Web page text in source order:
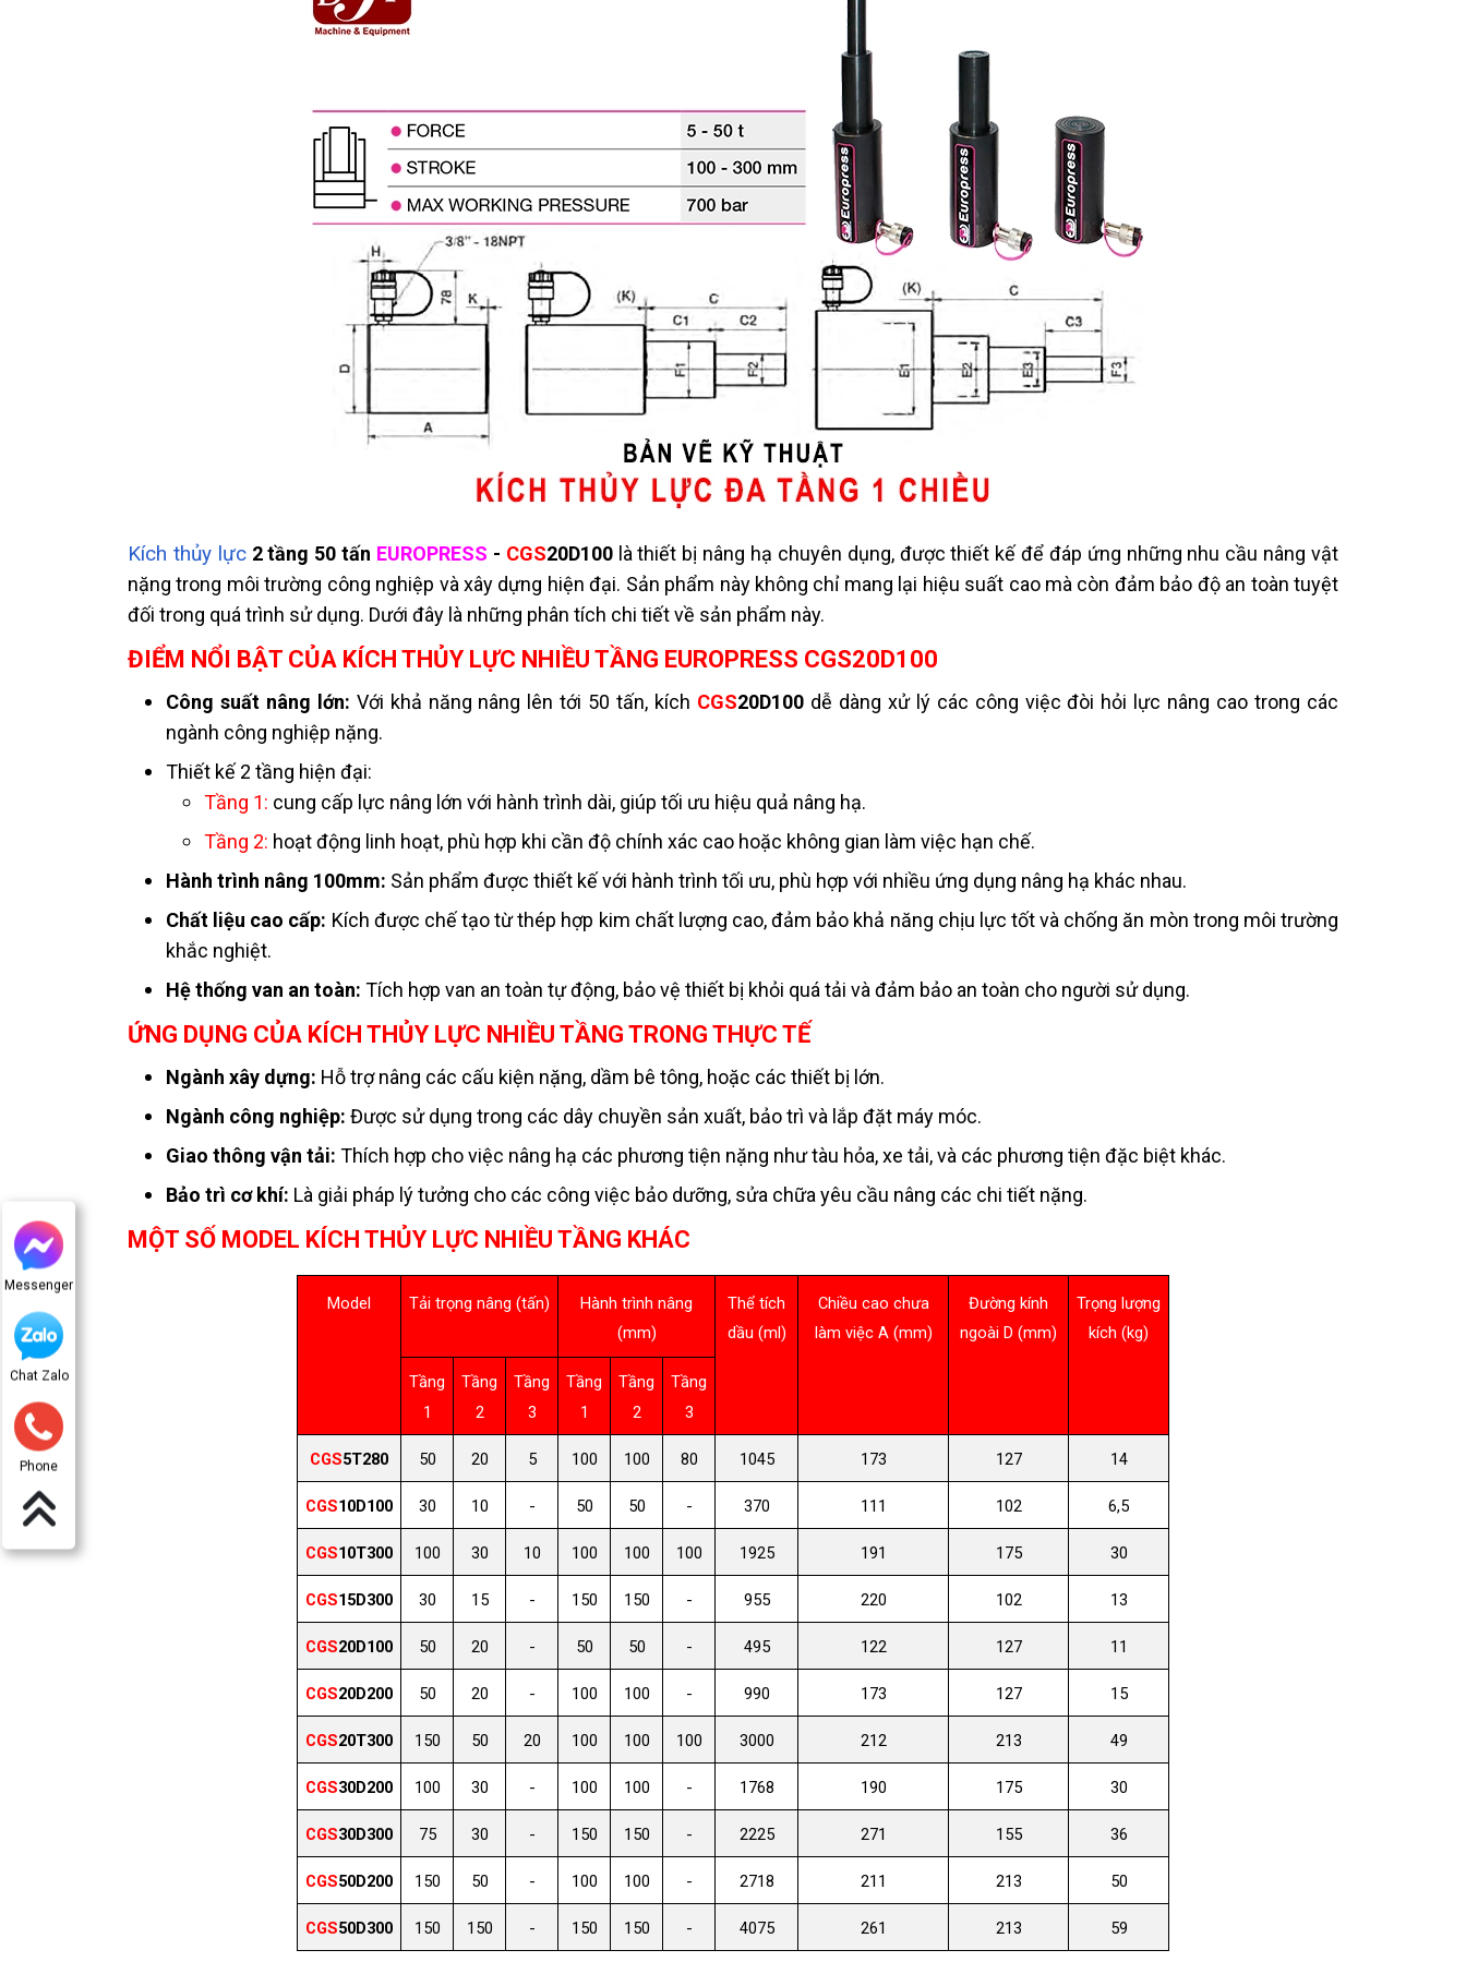
Messenger
Chat Zalo
Phone
Kích thủy lực2 tầng 50 tấn EUROPRESS - CGS20D100là thiết bị nâng hạ chuyên dụng, được thiết kế để đáp ứng những nhu cầu nâng vật
nặng trong môi trường công nghiệp và xây dựng hiện đại. Sản phẩm này không chỉ mang lại hiệu suất cao mà còn đảm bảo độ an toàn tuyệt
đối trong quá trình sử dụng. Dưới đây là những phân tích chi tiết về sản phẩm này.
ĐIỂM NỔI BẬT CỦA KÍCH THỦY LỰC NHIỀU TẦNG EUROPRESS CGS20D100
Công suất nâng lớn: Với khả năng nâng lên tới 50 tấn, kích CGS20D100 dễ dàng xử lý các công việc đòi hỏi lực nâng cao trong các
ngành công nghiệp nặng.
Thiết kế 2 tầng hiện đại:
Tầng 1: cung cấp lực nâng lớn với hành trình dài, giúp tối ưu hiệu quả nâng hạ.
Tầng 2: hoạt động linh hoạt, phù hợp khi cần độ chính xác cao hoặc không gian làm việc hạn chế.
Hành trình nâng 100mm: Sản phẩm được thiết kế với hành trình tối ưu, phù hợp với nhiều ứng dụng nâng hạ khác nhau.
Chất liệu cao cấp: Kích được chế tạo từ thép hợp kim chất lượng cao, đảm bảo khả năng chịu lực tốt và chống ăn mòn trong môi trường
khắc nghiệt.
Hệ thống van an toàn: Tích hợp van an toàn tự động, bảo vệ thiết bị khỏi quá tải và đảm bảo an toàn cho người sử dụng.
ỨNG DỤNG CỦA KÍCH THỦY LỰC NHIỀU TẦNG TRONG THỰC TẾ
Ngành xây dựng: Hỗ trợ nâng các cấu kiện nặng, dầm bê tông, hoặc các thiết bị lớn.
Ngành công nghiệp: Được sử dụng trong các dây chuyền sản xuất, bảo trì và lắp đặt máy móc.
Giao thông vận tải: Thích hợp cho việc nâng hạ các phương tiện nặng như tàu hỏa, xe tải, và các phương tiện đặc biệt khác.
Bảo trì cơ khí: Là giải pháp lý tưởng cho các công việc bảo dưỡng, sửa chữa yêu cầu nâng các chi tiết nặng.
MỘT SỐ MODEL KÍCH THỦY LỰC NHIỀU TẦNG KHÁC
Model Tải trọng nâng (tấn)
Hành trình nâng
(mm)
Thể tích
dầu (ml)
Chiều cao chưa
làm việc A (mm)
Đường kính
ngoài D (mm)
Trọng lượng
kích (kg)
Tầng
1
Tầng
2
Tầng
3
Tầng
1
Tầng
2
Tầng
3
CGS5T280 50 20 5 100 100 80 1045 173 127 14
CGS10D100 30 10 - 50 50 - 370 111 102 6,5
CGS10T300 100 30 10 100 100 100 1925 191 175 30
CGS15D300 30 15 - 150 150 - 955 220 102 13
CGS20D100 50 20 - 50 50 - 495 122 127 11
CGS20D200 50 20 - 100 100 - 990 173 127 15
CGS20T300 150 50 20 100 100 100 3000 212 213 49
CGS30D200 100 30 - 100 100 - 1768 190 175 30
CGS30D300 75 30 - 150 150 - 2225 271 155 36
CGS50D200 150 50 - 100 100 - 2718 211 213 50
CGS50D300 150 150 - 150 150 - 4075 261 213 59